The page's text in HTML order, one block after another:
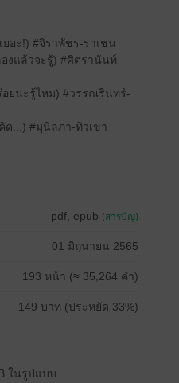
อะ!) #จิราพัชร-ราเชน
งแล้วจะรู้) #ศิตรานันท์-
ยนะรู้ไหม) #วรรณรินทร์-
...) #มุนิลภา-ทิวเขา
pdf, epub (สารบัญ)
01 มิถุนายน 2565
193 หน้า (≈ 35,264 คำ)
149 บาท (ประหยัด 33%)
ในรูปแบบ